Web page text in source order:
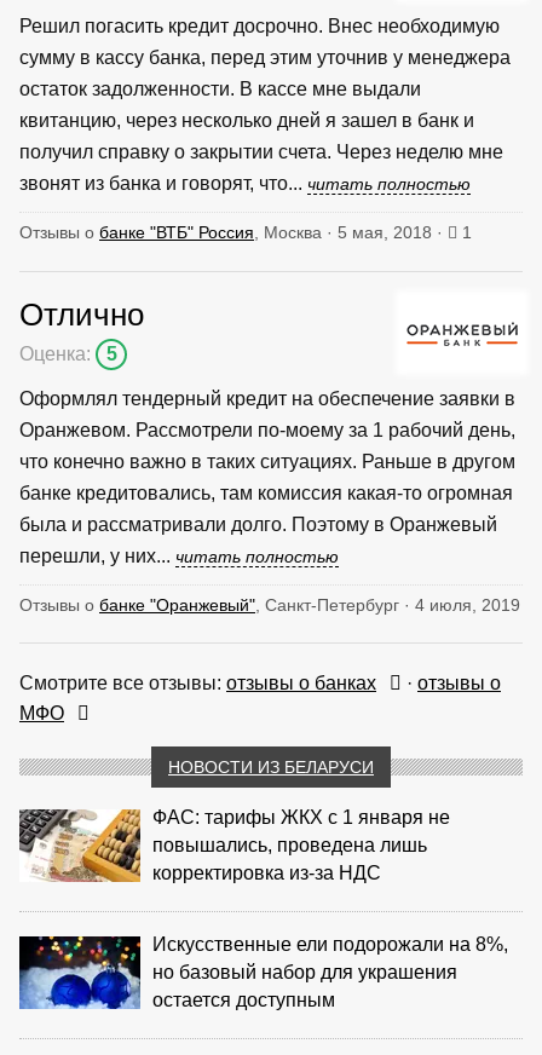
Решил погасить кредит досрочно. Внес необходимую
сумму в кассу банка, перед этим уточнив у менеджера
остаток задолженности. В кассе мне выдали
квитанцию, через несколько дней я зашел в банк и
получил справку о закрытии счета. Через неделю мне
звонят из банка и говорят, что... читать полностью
Отзывы о банке "ВТБ" Россия , Москва · 5 мая, 2018 · 1
Отлично
Оценка: 5
Оформлял тендерный кредит на обеспечение заявки в
Оранжевом. Рассмотрели по-моему за 1 рабочий день,
что конечно важно в таких ситуациях. Раньше в другом
банке кредитовались, там комиссия какая-то огромная
была и рассматривали долго. Поэтому в Оранжевый
перешли, у них... читать полностью
Отзывы о банке "Оранжевый" , Санкт-Петербург · 4 июля, 2019
Смотрите все отзывы: отзывы о банках · отзывы о
МФО
НОВОСТИ ИЗ БЕЛАРУСИ
ФАС: тарифы ЖКХ с 1 января не
повышались, проведена лишь
корректировка из‑за НДС
Искусственные ели подорожали на 8%,
но базовый набор для украшения
остается доступным